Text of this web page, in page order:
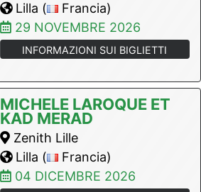
Lilla (
Francia)
29 NOVEMBRE 2026
INFORMAZIONI SUI BIGLIETTI
MICHELE LAROQUE ET
KAD MERAD
Zenith Lille
Lilla (
Francia)
04 DICEMBRE 2026